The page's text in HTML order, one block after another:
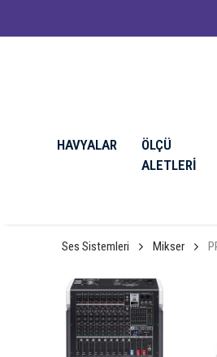
HAVYALAR
ÖLÇÜ
ALETLERİ
Ses Sistemleri Mikser